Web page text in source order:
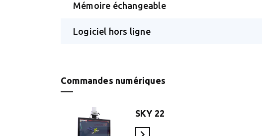
Mémoire échangeable
Logiciel hors ligne
Commandes numériques
SKY 22
En savoir plus